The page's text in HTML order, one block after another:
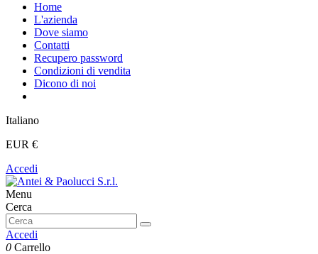
Home
L'azienda
Dove siamo
Contatti
Recupero password
Condizioni di vendita
Dicono di noi
Italiano
EUR €
Accedi
Menu
Cerca
Accedi
0 Carrello